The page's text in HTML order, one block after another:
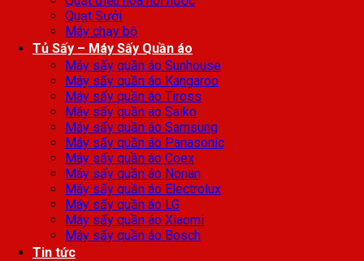
Quạt Sưởi
Máy chạy bộ
Tủ Sấy – Máy Sấy Quần áo
Máy sấy quần áo Sunhouse
Máy sấy quần áo Kangaroo
Máy sấy quần áo Tiross
Máy sấy quần áo Saiko
Máy sấy quần áo Samsung
Máy sấy quần áo Panasonic
Máy sấy quần áo Coex
Máy sấy quần áo Nonan
Máy sấy quần áo Electrolux
Máy sấy quần áo LG
Máy sấy quần áo Xiaomi
Máy sấy quần áo Bosch
Tin tức